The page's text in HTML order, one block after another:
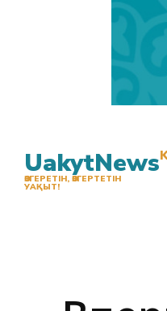
UakytNews
ӨЗГЕРЕТІН, ӨЗГЕРТЕТІН
УАҚЫТ!